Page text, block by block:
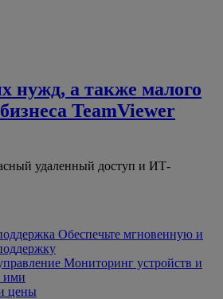
нужд, а также малого
TeamViewer
удаленный доступ и ИТ-
Обеспечьте мгновенную и
Мониторинг устройств и
ими
цены